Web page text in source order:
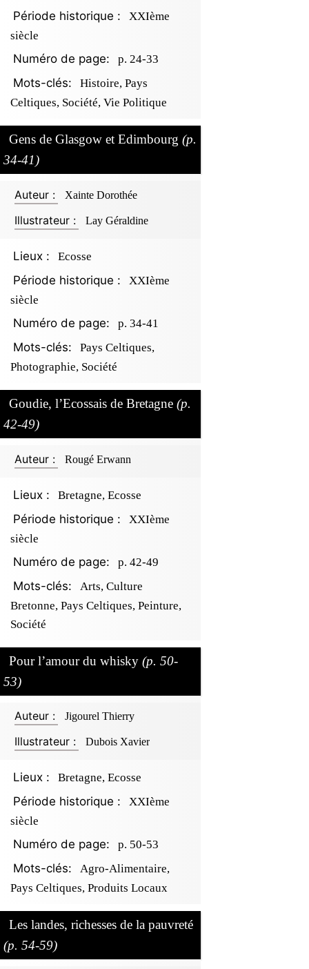
Période historique :
XXIème
siècle
Numéro de page: p. 24-33
Mots-clés:
Histoire, Pays
Celtiques, Société, Vie Politique
Gens de Glasgow et Edimbourg (p.
34-41)
Auteur : Xainte Dorothée
Illustrateur : Lay Géraldine
Lieux : Ecosse
Période historique :
XXIème
siècle
Numéro de page: p. 34-41
Mots-clés:
Pays Celtiques,
Photographie, Société
Goudie, l’Ecossais de Bretagne (p.
42-49)
Auteur : Rougé Erwann
Lieux : Bretagne, Ecosse
Période historique :
XXIème
siècle
Numéro de page: p. 42-49
Mots-clés:
Arts, Culture
Bretonne, Pays Celtiques, Peinture,
Société
Pour l’amour du whisky (p. 50-
53)
Auteur : Jigourel Thierry
Illustrateur : Dubois Xavier
Lieux : Bretagne, Ecosse
Période historique :
XXIème
siècle
Numéro de page: p. 50-53
Mots-clés:
Agro-Alimentaire,
Pays Celtiques, Produits Locaux
Les landes, richesses de la pauvreté
(p. 54-59)